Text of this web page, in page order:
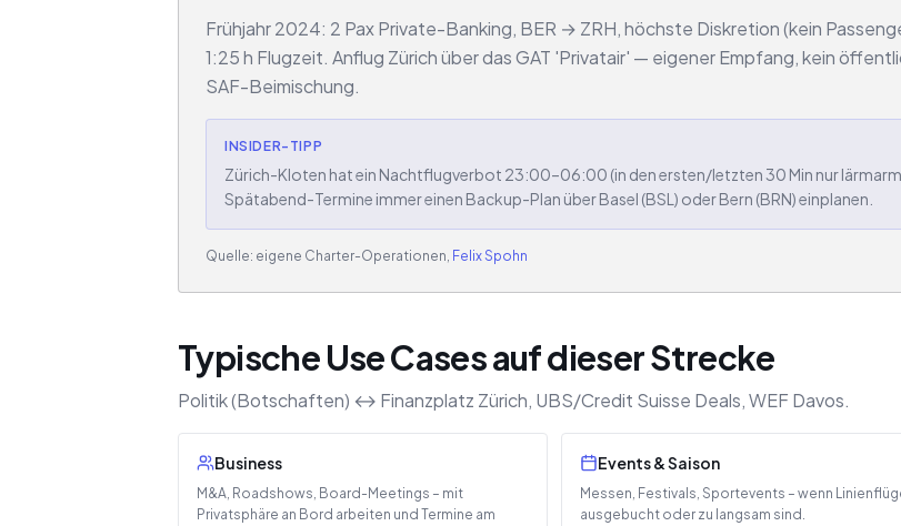
Frühjahr 2024: 2 Pax Private-Banking, BER → ZRH, höchste Diskretion (kein
1:25 h Flugzeit. Anflug Zürich über das GAT 'Privatair' — eigener Empfang, kein
SAF-Beimischung.
INSIDER-TIPP
Zürich-Kloten hat ein Nachtflugverbot 23:00–06:00 (in den ersten/letzten 30 Min nur
Spätabend-Termine immer einen Backup-Plan über Basel (BSL) oder Bern (BRN) einplanen.
Quelle: eigene Charter-Operationen, Felix Spohn
Typische Use Cases auf dieser Strecke
Politik (Botschaften) ↔ Finanzplatz Zürich, UBS/Credit Suisse Deals, WEF Davos.
Business
M&A, Roadshows, Board-Meetings – mit
Privatsphäre an Bord arbeiten und Termine am
Events & Saison
Messen, Festivals, Sportevents – wenn
ausgebucht oder zu langsam sind.